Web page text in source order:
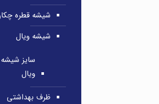
شیشه قطره
شیشه ویال
سایز شیشه
ویال
ظرف بهداشتی